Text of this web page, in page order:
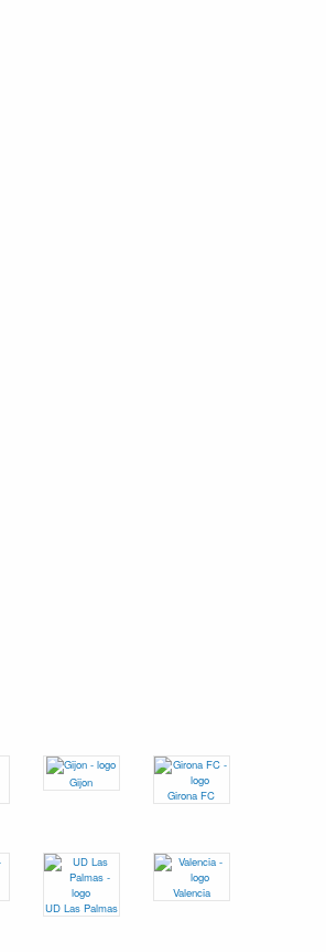
Gijon
Girona FC
UD Las Palmas
Valencia